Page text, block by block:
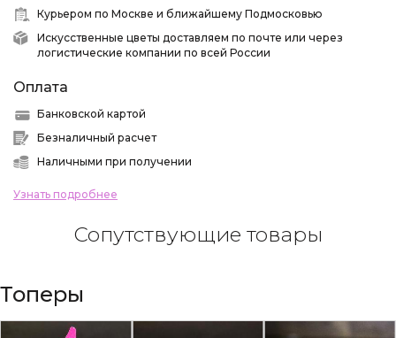
Курьером по Москве и ближайшему Подмосковью
Искусственные цветы доставляем по почте или через
логистические компании по всей России
Оплата
Банковской картой
Безналичный расчет
Наличными при получении
Узнать подробнее
Сопутствующие товары
Топеры